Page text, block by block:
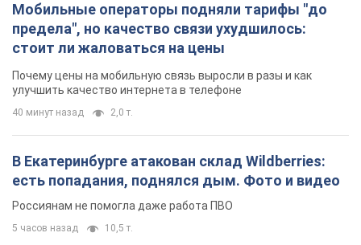
Мобильные операторы подняли тарифы "до
предела", но качество связи ухудшилось:
стоит ли жаловаться на цены
Почему цены на мобильную связь выросли в разы и как
улучшить качество интернета в телефоне
40 минут назад 2,0 т.
В Екатеринбурге атакован склад Wildberries:
есть попадания, поднялся дым. Фото и видео
Россиянам не помогла даже работа ПВО
5 часов назад 10,5 т.